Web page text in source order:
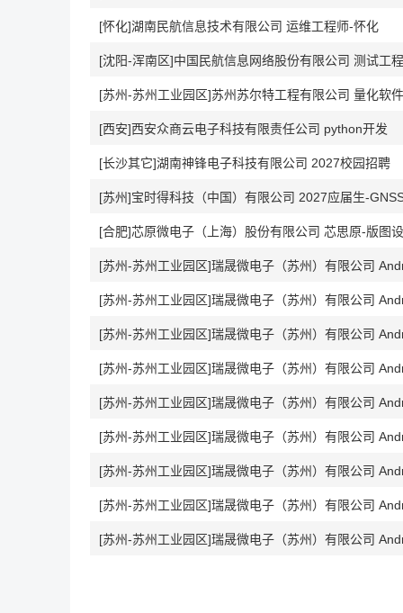
[怀化]湖南民航信息技术有限公司 运维工程师-怀化
[沈阳-浑南区]中国民航信息网络股份有限公司 测试工
[苏州-苏州工业园区]苏州苏尔特工程有限公司 量化软
[西安]西安众商云电子科技有限责任公司 python开发
[长沙其它]湖南神锋电子科技有限公司 2027校园招聘
[苏州]宝时得科技（中国）有限公司 2027应届生-
[合肥]芯原微电子（上海）股份有限公司 芯思原-版图
[苏州-苏州工业园区]瑞晟微电子（苏州）有限公司
[苏州-苏州工业园区]瑞晟微电子（苏州）有限公司
[苏州-苏州工业园区]瑞晟微电子（苏州）有限公司
[苏州-苏州工业园区]瑞晟微电子（苏州）有限公司
[苏州-苏州工业园区]瑞晟微电子（苏州）有限公司
[苏州-苏州工业园区]瑞晟微电子（苏州）有限公司
[苏州-苏州工业园区]瑞晟微电子（苏州）有限公司
[苏州-苏州工业园区]瑞晟微电子（苏州）有限公司
[苏州-苏州工业园区]瑞晟微电子（苏州）有限公司